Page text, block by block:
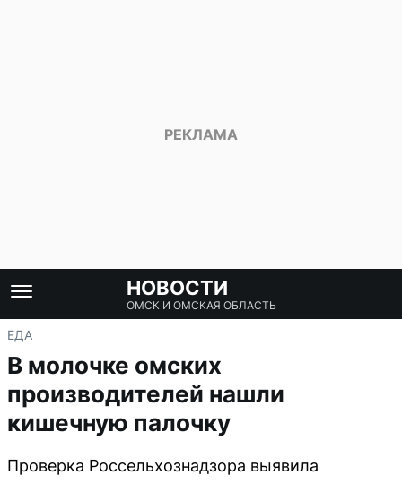
НОВОСТИ
ОМСК И ОМСКАЯ ОБЛАСТЬ
ЕДА
В молочке омских
производителей нашли
кишечную палочку
Проверка Россельхознадзора выявила